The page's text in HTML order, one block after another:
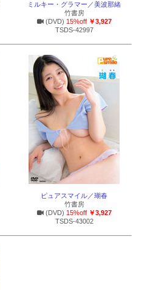
ミルキー・グラマー／美波那緒
竹書房
(DVD) 15%off ￥3,927
TSDS-42997
ピュアスマイル／瑚春
竹書房
(DVD) 15%off ￥3,927
TSDS-43002